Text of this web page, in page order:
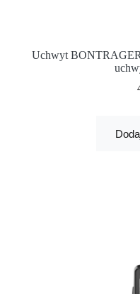
Uchwyt